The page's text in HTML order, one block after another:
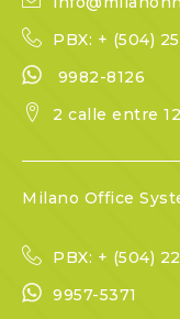
PBX: + (504)
9982-8126
2 calle entre
Milano Office
PBX: + (504)
9957-5371